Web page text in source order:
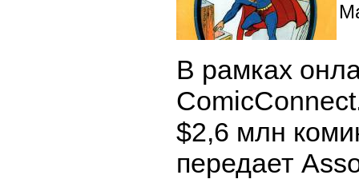
В рамках
$2,6 млн
передает